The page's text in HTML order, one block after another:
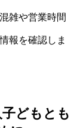
雑や営業時間
報を確認しま
どもとも